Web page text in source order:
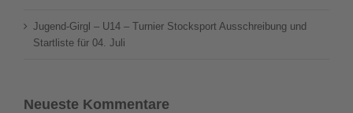
Jugend-Girgl – U14 – Turnier Stocksport Ausschreibung und
Startliste für 04. Juli
Neueste Kommentare